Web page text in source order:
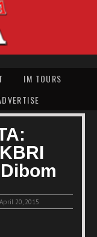
IM TOURS
April 20, 2015